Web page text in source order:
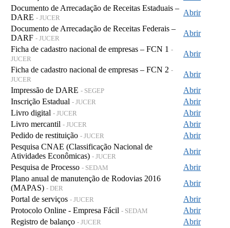
Documento de Arrecadação de Receitas Estaduais –
DARE - JUCER
Abrir
Documento de Arrecadação de Receitas Federais –
DARF - JUCER
Abrir
Ficha de cadastro nacional de empresas – FCN 1 -
JUCER
Abrir
Ficha de cadastro nacional de empresas – FCN 2 -
JUCER
Abrir
Impressão de DARE - SEGEP
Abrir
Inscrição Estadual - JUCER
Abrir
Livro digital - JUCER
Abrir
Livro mercantil - JUCER
Abrir
Pedido de restituição - JUCER
Abrir
Pesquisa CNAE (Classificação Nacional de
Atividades Econômicas) - JUCER
Abrir
Pesquisa de Processo - SEDAM
Abrir
Plano anual de manutenção de Rodovias 2016
(MAPAS) - DER
Abrir
Portal de serviços - JUCER
Abrir
Protocolo Online - Empresa Fácil - SEDAM
Abrir
Registro de balanço - JUCER
Abrir